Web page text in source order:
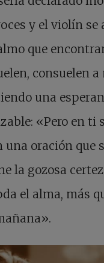
y el violín
que
consuelen a
una
«Pero en ti
una oración que
la gozosa
el alma, más